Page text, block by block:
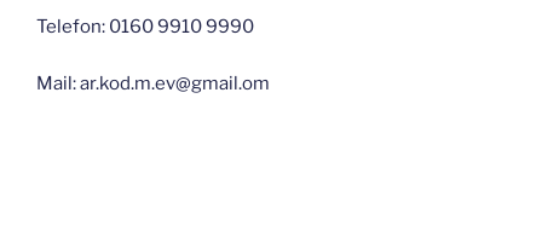
Telefon: 0160 9910 9990
Mail: ar.kod.m.ev@gmail.om